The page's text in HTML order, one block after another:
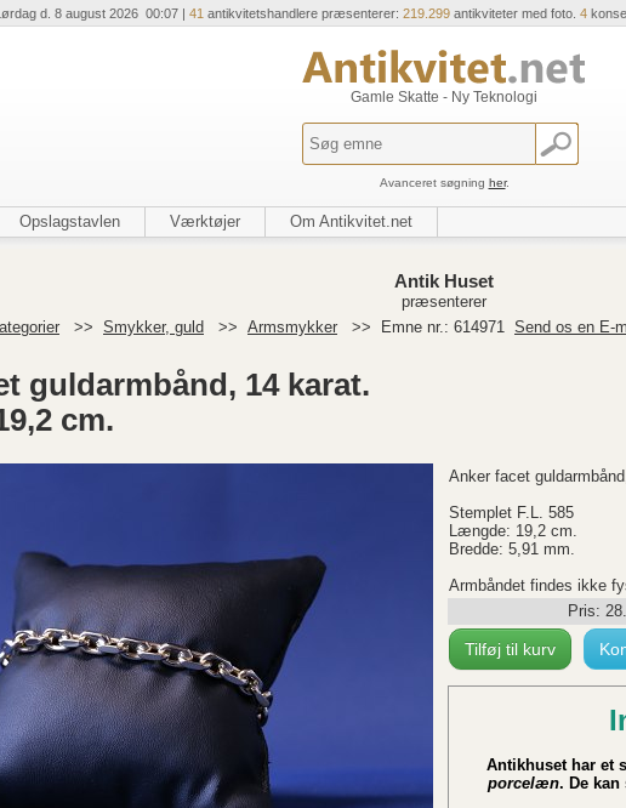
d. 8 august 2026 00:07 | 41 antikvitetshandlere præsenterer: 219.299antikviteter med foto. 4
Gamle Skatte - Ny Teknologi
Avanceret søgning her.
Opslagstavlen Værktøjer Om Antikvitet.net
Antik Huset
præsenterer
>> Smykker, guld >> Armsmykker >> Emne nr.: 614971 Send os en E-
guldarmbånd, 14 karat.
cm.
Anker facet
Stemplet F.L. 585
Længde: 19,2 cm.
Bredde: 5,91 mm.
Armbåndet findes ikke
Pris:
Tilføj til kurv
Antikhuset har et
porcelæn. De kan